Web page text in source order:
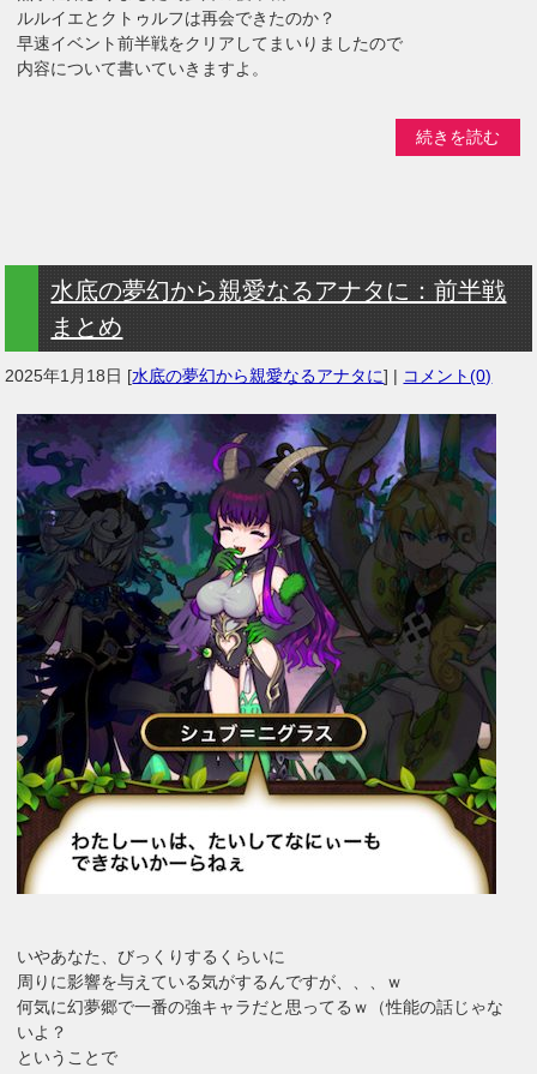
ルルイエとクトゥルフは再会できたのか？
早速イベント前半戦をクリアしてまいりましたので
内容について書いていきますよ。
続きを読む
水底の夢幻から親愛なるアナタに：前半戦
まとめ
2025年1月18日 [水底の夢幻から親愛なるアナタに] | コメント(0)
いやあなた、びっくりするくらいに
周りに影響を与えている気がするんですが、、、ｗ
何気に幻夢郷で一番の強キャラだと思ってるｗ（性能の話じゃな
いよ？
ということで